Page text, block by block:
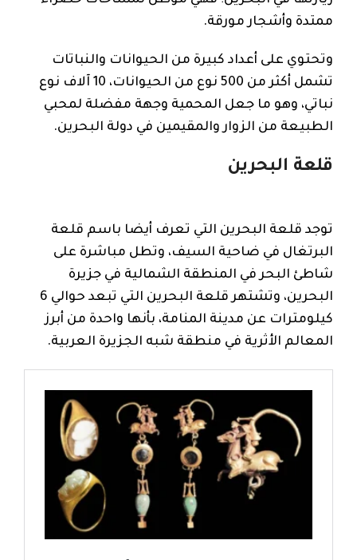
ممتدة وأشجار مورقة.
وتحتوي على أعداد كبيرة من الحيوانات والنباتات
تشمل أكثر من 500 نوع من الحيوانات، 10 آلاف نوع
نباتي، وهو ما جعل المحمية وجهة مفضلة لمحبي
الطبيعة من الزوار والمقيمين في دولة البحرين.
قلعة البحرين
توجد قلعة البحرين التي تعرف أيضا باسم قلعة
البرتغال في ضاحية السيف، وتطل مباشرة على
شاطئ البحر في المنطقة الشمالية في جزيرة
البحرين، وتشتهر قلعة البحرين التي تبعد حوالي 6
كيلومترات عن مدينة المنامة، بأنها واحدة من أبرز
المعالم الأثرية في منطقة شبه الجزيرة العربية.